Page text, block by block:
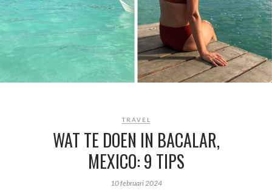
TRAVEL
WAT TE DOEN IN BACALAR,
MEXICO: 9 TIPS
10 februari 2024